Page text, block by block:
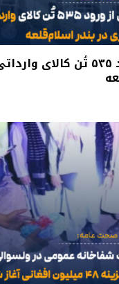
جلوگیری از ورود ۵۳۵ تُن